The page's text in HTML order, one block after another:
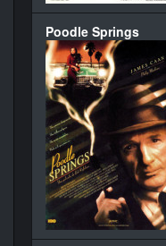
Poodle Springs